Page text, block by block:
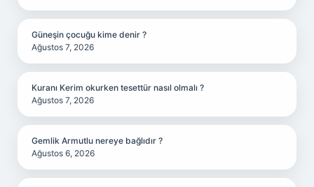
Güneşin çocuğu kime denir ?
Ağustos 7, 2026
Kuranı Kerim okurken tesettür nasıl olmalı ?
Ağustos 7, 2026
Gemlik Armutlu nereye bağlıdır ?
Ağustos 6, 2026